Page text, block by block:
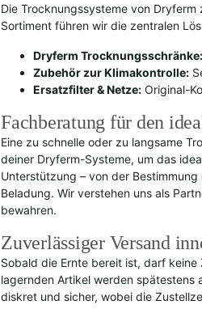
Die Trocknungssysteme von
Sortiment führen wir die zentralen
Dryferm Trocknungsschränke:
Zubehör zur Klimakontrolle:
Ersatzfilter & Netze: Original-
Fachberatung für den
Eine zu schnelle oder zu langsame
deiner Dryferm-Systeme, um das
Unterstützung – von der
Beladung. Wir verstehen uns als
bewahren.
Zuverlässiger Versand
Sobald die Ernte bereit ist, darf
lagernden Artikel werden spätestens
diskret und sicher, wobei die